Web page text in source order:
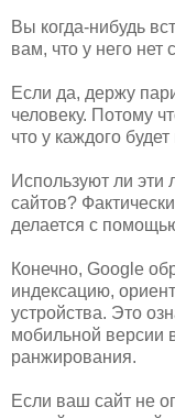
Вы когда-нибудь
вам, что у него нет
Если да, держу
человеку. Потому
что у каждого
Используют ли
сайтов?
делается с
Конечно, Google
индексацию,
устройства. Это
мобильной версии
ранжирования.
Если ваш сайт не